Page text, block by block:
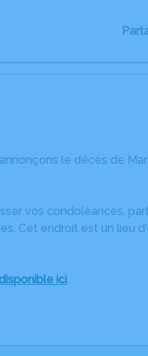
le décès de
vos condoléances,
Cet endroit est un lieu
disponible ici.